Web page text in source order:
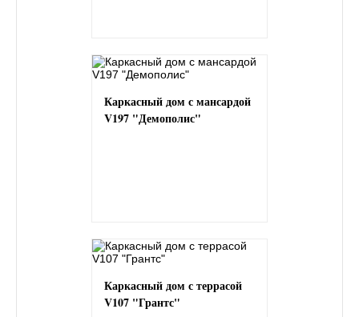
Каркасный дом с мансардой
V197 "Демополис"
Каркасный дом с террасой
V107 "Грантс"